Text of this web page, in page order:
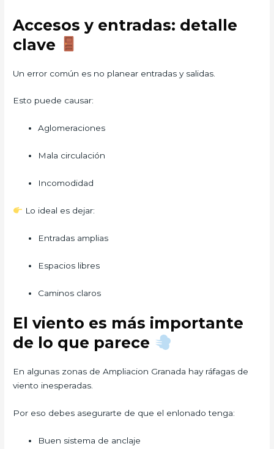
Accesos y entradas: detalle
clave
Un error común es no planear entradas y salidas.
Esto puede causar:
Aglomeraciones
Mala circulación
Incomodidad
Lo ideal es dejar:
Entradas amplias
Espacios libres
Caminos claros
El viento es más importante
de lo que parece
En algunas zonas de Ampliacion Granada hay ráfagas de
viento inesperadas.
Por eso debes asegurarte de que el enlonado tenga:
Buen sistema de anclaje